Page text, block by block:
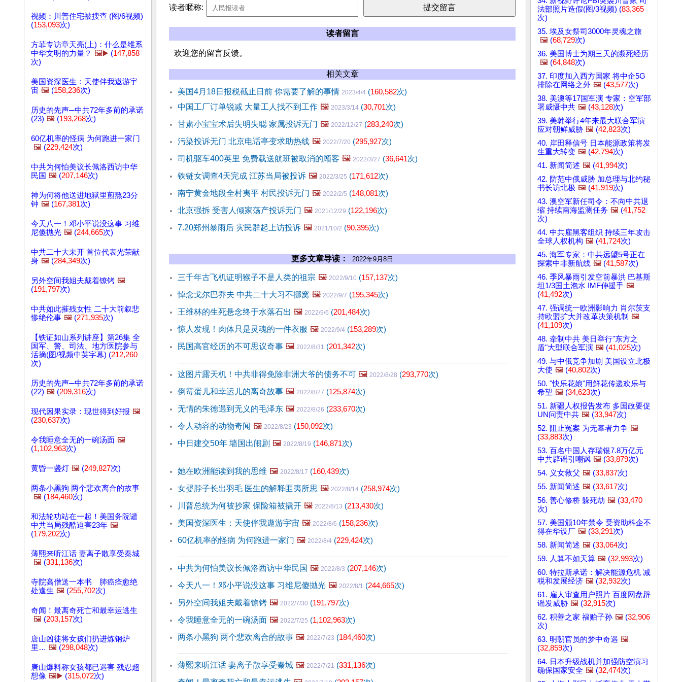
视频：川普住宅被搜查 (图/6视频)
(153,093次)
方菲专访章天亮(上)：什么是维系
中华文明的力量？ 🖼️▶️ (147,858
次)
美国资深医生：天使伴我遨游宇
宙 🖼️ (158,236次)
历史的先声─中共72年多前的承诺
(23) 🖼️ (193,268次)
60亿机率的怪病 为何跑进一家门
🖼️ (229,424次)
中共为何怕美议长佩洛西访中华
民国 🖼️ (207,146次)
神为何将他送进地狱里煎熬23分
钟 🖼️ (167,381次)
今天八一！邓小平说没这事 习维
尼傻抛光 🖼️ (244,665次)
中共二十大未开 首位代表光荣献
身 🖼️ (284,349次)
另外空间我姐夫戴着镣铐 🖼️
(191,797次)
中共如此摧残女性 二十大前叙悲
惨绝伦事 🖼️ (271,935次)
【铁证如山系列讲座】第26集 全
国军、警、司法、地方医院参与
活摘(图/视频中英字幕) (212,260
次)
历史的先声─中共72年多前的承诺
(22) 🖼️ (209,316次)
现代因果实录：现世得到好报 🖼️
(230,637次)
令我睡意全无的一碗汤面 🖼️
(1,102,963次)
黄昏一盏灯 🖼️ (249,827次)
两条小黑狗 两个悲欢离合的故事
🖼️ (184,460次)
和法轮功站在一起！美国务院谴
中共当局残酷迫害23年 🖼️
(179,202次)
薄熙来听江话 妻离子散享受秦城
🖼️ (331,136次)
寺院高僧送一本书 肺癌痊愈绝
处逢生 🖼️ (255,702次)
奇闻！最离奇死亡和最幸运逃生
🖼️ (203,157次)
唐山凶徒将女孩们扔进炼钢炉
里… 🖼️ (298,048次)
唐山爆料称女孩都已遇害 残忍超
想像 🖼️▶️ (315,072次)
读者暱称:
读者留言
欢迎您的留言反馈。
相关文章
美国4月18日报税截止日前 你需要了解的事情 2023/4/4 (160,582次)
中国工厂订单锐减 大量工人找不到工作 🖼️ 2023/3/14 (30,701次)
甘肃小宝宝术后失明失聪 家属投诉无门 🖼️ 2022/12/27 (283,240次)
污染投诉无门 北京电话亭变求助热线 🖼️ 2022/7/20 (295,927次)
司机驱车400英里 免费载送航班被取消的顾客 🖼️ 2022/3/27 (36,641次)
铁链女调查4天完成 江苏当局被投诉 🖼️ 2022/3/25 (171,612次)
南宁黄金地段全村夷平 村民投诉无门 🖼️ 2022/2/5 (148,081次)
北京强拆 受害人倾家荡产投诉无门 🖼️ 2021/12/29 (122,196次)
7.20郑州暴雨后 灾民群起上访投诉 🖼️ 2021/10/2 (90,395次)
更多文章导读： 2022年9月8日
三千年古飞机证明猴子不是人类的祖宗 🖼️ 2022/9/10 (157,137次)
悼念戈尔巴乔夫 中共二十大习不挪窝 🖼️ 2022/9/7 (195,345次)
王维林的生死悬念终于水落石出 🖼️ 2022/9/6 (201,484次)
惊人发现！肉体只是灵魂的一件衣服 🖼️ 2022/9/4 (153,289次)
民国高官经历的不可思议奇事 🖼️ 2022/8/31 (201,342次)
这图片露天机！中共非得免除非洲大爷的债务不可 🖼️ 2022/8/28 (293,770次)
倒霉蛋儿和幸运儿的离奇故事 🖼️ 2022/8/27 (125,874次)
无情的朱德遇到无义的毛泽东 🖼️ 2022/8/26 (233,670次)
令人动容的动物奇闻 🖼️ 2022/8/23 (150,092次)
中日建交50年 墙国出闹剧 🖼️ 2022/8/19 (146,871次)
她在欧洲能读到我的思维 🖼️ 2022/8/17 (160,439次)
女婴脖子长出羽毛 医生的解释匪夷所思 🖼️ 2022/8/14 (258,974次)
川普总统为何被抄家 保险箱被撬开 🖼️ 2022/8/13 (213,430次)
美国资深医生：天使伴我遨游宇宙 🖼️ 2022/8/6 (158,236次)
60亿机率的怪病 为何跑进一家门 🖼️ 2022/8/4 (229,424次)
中共为何怕美议长佩洛西访中华民国 🖼️ 2022/8/3 (207,146次)
今天八一！邓小平说没这事 习维尼傻抛光 🖼️ 2022/8/1 (244,665次)
另外空间我姐夫戴着镣铐 🖼️ 2022/7/30 (191,797次)
令我睡意全无的一碗汤面 🖼️ 2022/7/25 (1,102,963次)
两条小黑狗 两个悲欢离合的故事 🖼️ 2022/7/23 (184,460次)
薄熙来听江话 妻离子散享受秦城 🖼️ 2022/7/21 (331,136次)
法部照片造假(图/3视频) (83,365
次)
35. 埃及女祭司3000年灵魂之旅
🖼️ (68,729次)
36. 美国博士为期三天的濒死经历
🖼️ (64,848次)
37. 印度加入西方国家 将中企5G
排除在网络之外 🖼️ (43,577次)
38. 美澳等17国军演 专家：空军部
署威慑中共 🖼️ (43,128次)
39. 美韩举行4年来最大联合军演
应对朝鲜威胁 🖼️ (42,823次)
40. 岸田释信号 日本能源政策将发
生重大转变 🖼️ (42,794次)
41. 新闻简述 🖼️ (41,994次)
42. 防范中俄威胁 加总理与北约秘
书长访北极 🖼️ (41,919次)
43. 澳空军新任司令：不向中共退
缩 持续南海监测任务 🖼️ (41,752
次)
44. 中共雇黑客组织 持续三年攻击
全球人权机构 🖼️ (41,724次)
45. 海军专家：中共远望5号正在
探索中非新航线 🖼️ (41,587次)
46. 季风暴雨引发空前暴洪 巴基斯
坦1/3国土泡水 IMF伸援手 🖼️
(41,492次)
47. 强调统一欧洲影响力 肖尔茨支
持欧盟扩大并改革决策机制 🖼️
(41,109次)
48. 牵制中共 美日举行"东方之
盾"大型联合军演 🖼️ (41,025次)
49. 与中俄竞争加剧 美国设立北极
大使 🖼️ (40,802次)
50. "快乐花娘"用鲜花传递欢乐与
希望 🖼️ (34,623次)
51. 新疆人权报告发布 多国政要促
UN问责中共 🖼️ (33,947次)
52. 阻止冤案 为无辜者力争 🖼️
(33,883次)
53. 百名中国人存瑞银7.8万亿元
中共辟谣引嘲讽 🖼️ (33,879次)
54. 义女救父 🖼️ (33,837次)
55. 新闻简述 🖼️ (33,617次)
56. 善心修桥 躲死劫 🖼️ (33,470
次)
57. 美国颁10年禁令 受资助科企不
得在华设厂 🖼️ (33,291次)
58. 新闻简述 🖼️ (33,064次)
59. 人算不如天算 🖼️ (32,993次)
60. 特拉斯承诺：解决能源危机 减
税和发展经济 🖼️ (32,932次)
61. 雇人审查用户照片 百度网盘辟
谣发威胁 🖼️ (32,915次)
62. 积善之家 福贻子孙 🖼️ (32,906
次)
63. 明朝官员的梦中奇遇 🖼️
(32,859次)
64. 日本升级战机并加强防空演习
确保国家安全 🖼️ (32,474次)